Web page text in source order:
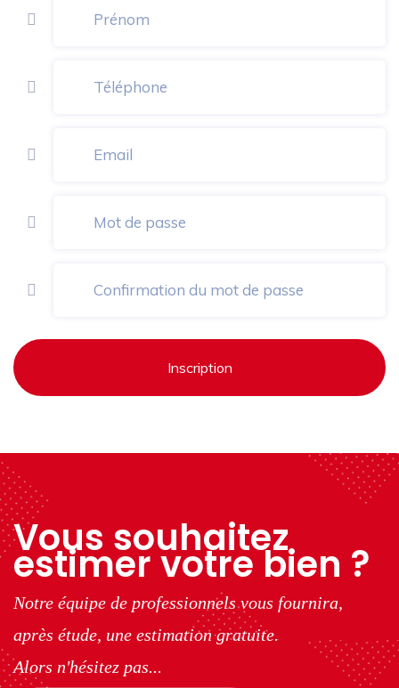
Inscription
Vous souhaitez
estimer votre bien ?
Notre équipe de professionnels vous fournira,
après étude, une estimation gratuite.
Alors n'hésitez pas...